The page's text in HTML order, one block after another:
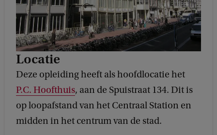
Locatie
Deze opleiding heeft als hoofdlocatie het
P.C. Hoofthuis, aan de Spuistraat 134. Dit is
op loopafstand van het Centraal Station en
midden in het centrum van de stad.